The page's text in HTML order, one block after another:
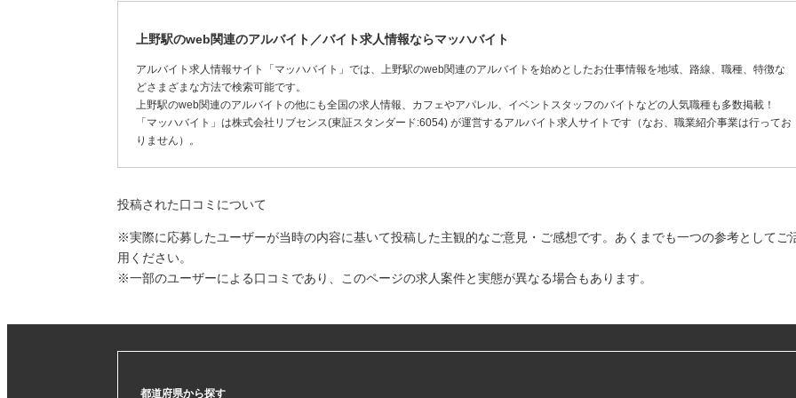
上野駅のweb関連のアルバイト／バイト求人情報ならマッハバイト
アルバイト求人情報サイト「マッハバイト」では、上野駅のweb関連のアルバイトを始めとしたお仕事情報を地域、路線、職種、特徴な
どさまざまな方法で検索可能です。
上野駅のweb関連のアルバイトの他にも全国の求人情報、カフェやアパレル、イベントスタッフのバイトなどの人気職種も多数掲載！
「マッハバイト」は株式会社リブセンス(東証スタンダード:6054) が運営するアルバイト求人サイトです（なお、職業紹介事業は行ってお
りません）。
投稿された口コミについて
※実際に応募したユーザーが当時の内容に基いて投稿した主観的なご意見・ご感想です。あくまでも一つの参考としてご
用ください。
※一部のユーザーによる口コミであり、このページの求人案件と実態が異なる場合もあります。
都道府県から探す